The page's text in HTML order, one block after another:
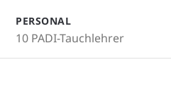
PERSONAL
10 PADI-Tauchlehrer